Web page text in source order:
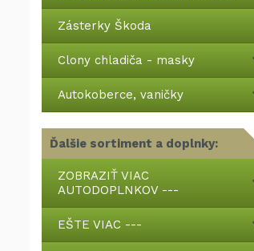
Zásterky Škoda
Clony chladiča - masky
Autokoberce, vaničky
Ďalšie sortiment a doplnky:
ZOBRAZIŤ VIAC
AUTODOPLNKOV ---
EŠTE VIAC ---